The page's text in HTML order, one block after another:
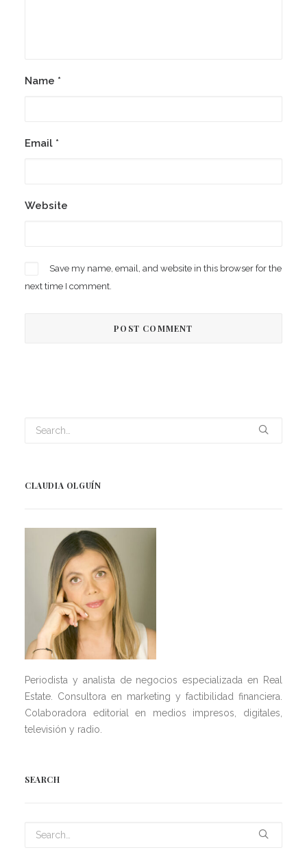
Name *
Email *
Website
Save my name, email, and website in this browser for the
next time I comment.
CLAUDIA OLGUÍN
Periodista y analista de negocios especializada en Real
Estate. Consultora en marketing y factibilidad financiera.
Colaboradora editorial en medios impresos, digitales,
televisión y radio.
SEARCH